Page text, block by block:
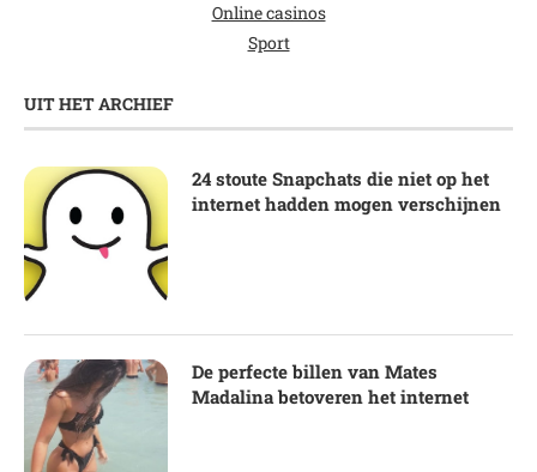
Online casinos
Sport
UIT HET ARCHIEF
24 stoute Snapchats die niet op het
internet hadden mogen verschijnen
De perfecte billen van Mates
Madalina betoveren het internet